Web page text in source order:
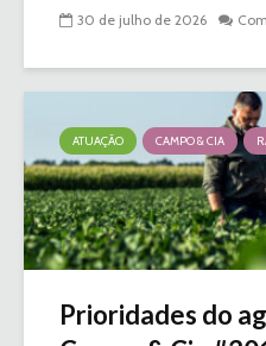
30 de julho de 2026
ATUAÇÃO CAMPO & CIA
Prioridades do